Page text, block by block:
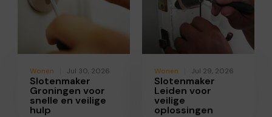
Wonen Jul 30, 2026
Slotenmaker
Groningen voor
snelle en veilige
hulp
Wonen Jul 29, 2026
Slotenmaker
Leiden voor
veilige
oplossingen